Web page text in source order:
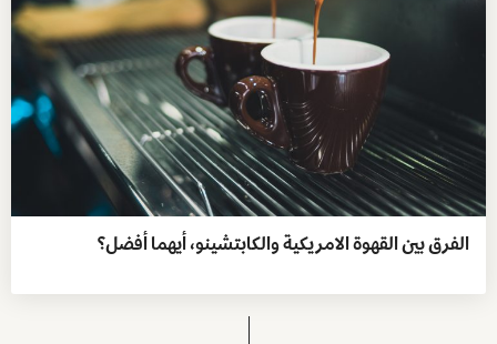
الفرق بين القهوة الامريكية والكابتشينو، أيهما أفضل؟